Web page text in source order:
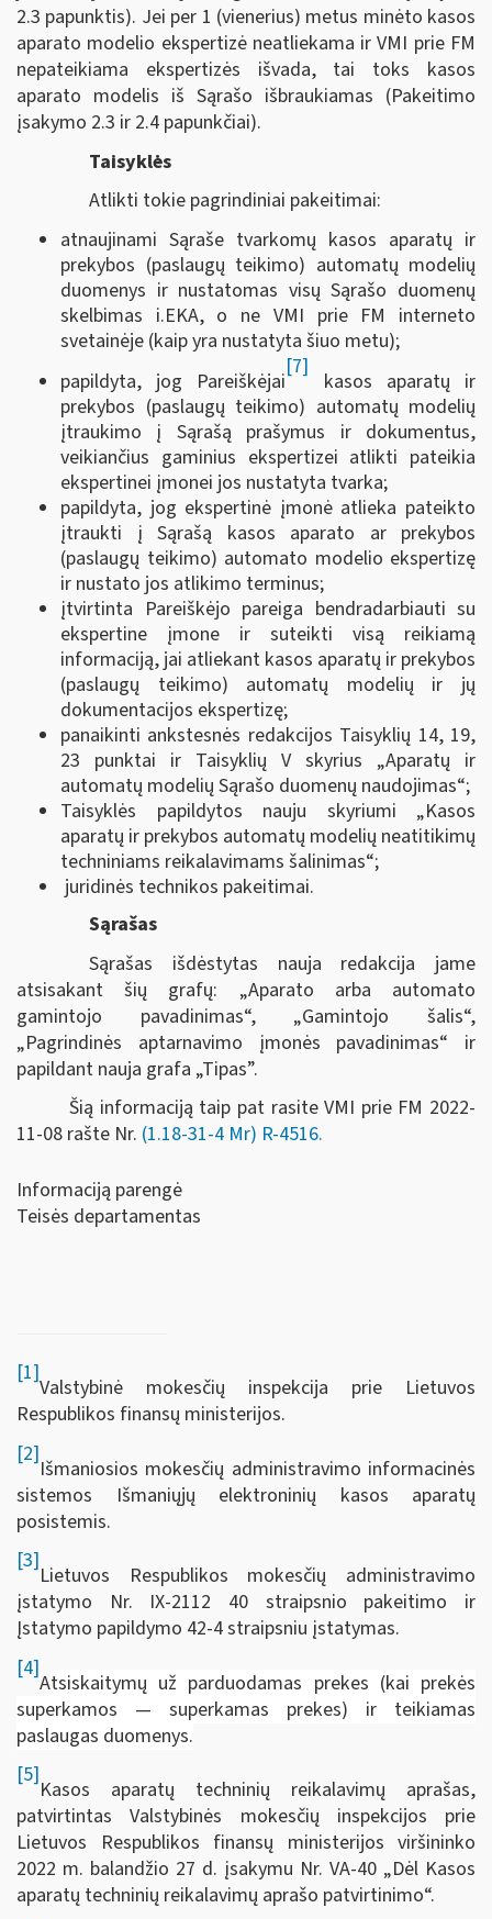
2.3 papunktis). Jei per 1 (vienerius) metus minėto kasos
aparato modelio ekspertizė neatliekama ir VMI prie FM
nepateikiama ekspertizės išvada, tai toks kasos
aparato modelis iš Sąrašo išbraukiamas (Pakeitimo
įsakymo 2.3 ir 2.4 papunkčiai).
Taisyklės
Atlikti tokie pagrindiniai pakeitimai:
atnaujinami Sąraše tvarkomų kasos aparatų ir
prekybos (paslaugų teikimo) automatų modelių
duomenys ir nustatomas visų Sąrašo duomenų
skelbimas i.EKA, o ne VMI prie FM interneto
svetainėje (kaip yra nustatyta šiuo metu);
papildyta, jog Pareiškėjai
[7]
kasos aparatų ir
prekybos (paslaugų teikimo) automatų modelių
įtraukimo į Sąrašą prašymus ir dokumentus,
veikiančius gaminius ekspertizei atlikti pateikia
ekspertinei įmonei jos nustatyta tvarka;
papildyta, jog ekspertinė įmonė atlieka pateikto
įtraukti į Sąrašą kasos aparato ar prekybos
(paslaugų teikimo) automato modelio ekspertizę
ir nustato jos atlikimo terminus;
įtvirtinta Pareiškėjo pareiga bendradarbiauti su
ekspertine įmone ir suteikti visą reikiamą
informaciją, jai atliekant kasos aparatų ir prekybos
(paslaugų teikimo) automatų modelių ir jų
dokumentacijos ekspertizę;
panaikinti ankstesnės redakcijos Taisyklių 14, 19,
23 punktai ir Taisyklių V skyrius „Aparatų ir
automatų modelių Sąrašo duomenų naudojimas“;
Taisyklės papildytos nauju skyriumi „Kasos
aparatų ir prekybos automatų modelių neatitikimų
techniniams reikalavimams šalinimas“;
juridinės technikos pakeitimai.
Sąrašas
Sąrašas išdėstytas nauja redakcija jame
atsisakant šių grafų: „Aparato arba automato
gamintojo pavadinimas“, „Gamintojo šalis“,
„Pagrindinės aptarnavimo įmonės pavadinimas“ ir
papildant nauja grafa „Tipas”.
Šią informaciją taip pat rasite VMI prie FM 2022-
11-08 rašte Nr. (1.18-31-4 Mr) R-4516.
Informaciją parengė
Teisės departamentas
[1]
Valstybinė mokesčių inspekcija prie Lietuvos
Respublikos finansų ministerijos.
[2]
Išmaniosios mokesčių administravimo informacinės
sistemos Išmaniųjų elektroninių kasos aparatų
posistemis.
[3]
Lietuvos Respublikos mokesčių administravimo
įstatymo Nr. IX-2112 40 straipsnio pakeitimo ir
Įstatymo papildymo 42-4 straipsniu įstatymas.
[4]
Atsiskaitymų už parduodamas prekes (kai prekės
superkamos — superkamas prekes) ir teikiamas
paslaugas duomenys.
[5]
Kasos aparatų techninių reikalavimų aprašas,
patvirtintas Valstybinės mokesčių inspekcijos prie
Lietuvos Respublikos finansų ministerijos viršininko
2022 m. balandžio 27 d. įsakymu Nr. VA-40 „Dėl Kasos
aparatų techninių reikalavimų aprašo patvirtinimo“.